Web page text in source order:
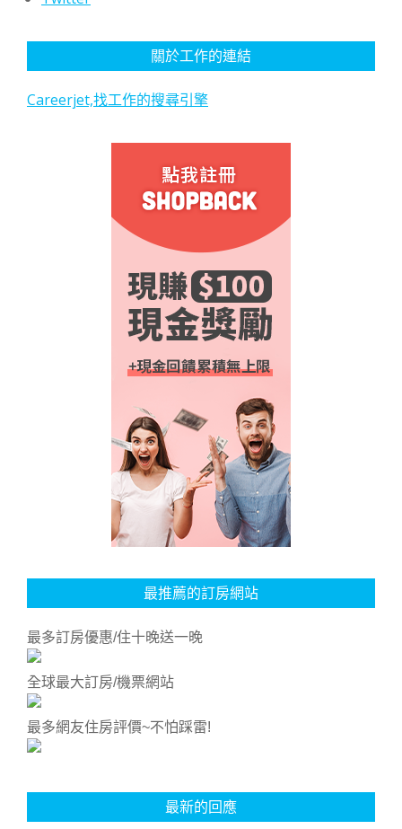
關於工作的連結
Careerjet,找工作的搜尋引擎
最推薦的訂房網站
最多訂房優惠/住十晚送一晚
全球最大訂房/機票網站
最多網友住房評價~不怕踩雷!
最新的回應